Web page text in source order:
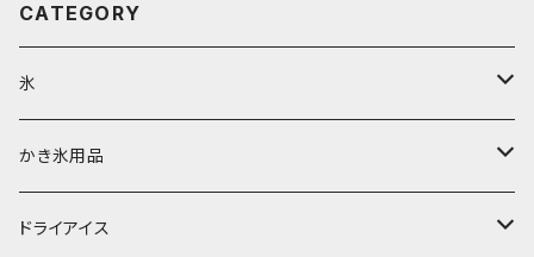
CATEGORY
氷
富士天然水の氷
丸氷
かき氷用品
かき氷シロップ
ドライアイス